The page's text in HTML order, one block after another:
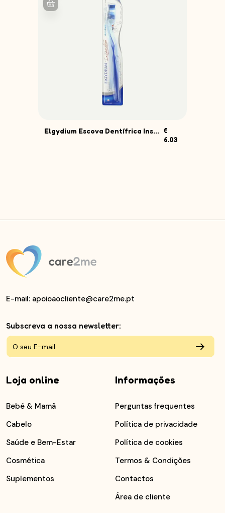
Elgydium Escova Dentífrica Ins...
€
6.03
E-mail: apoioaocliente@care2me.pt
Subscreva a nossa newsletter:
Loja online
Bebé & Mamã
Cabelo
Saúde e Bem-Estar
Cosmética
Suplementos
Informações
Perguntas frequentes
Política de privacidade
Política de cookies
Termos & Condições
Contactos
Área de cliente